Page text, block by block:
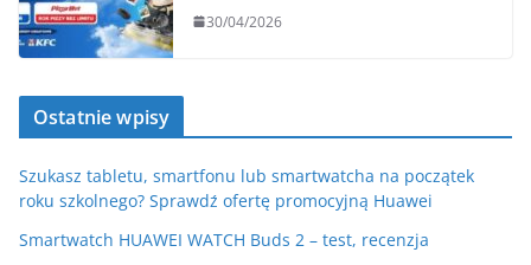
30/04/2026
Ostatnie wpisy
Szukasz tabletu, smartfonu lub smartwatcha na początek
roku szkolnego? Sprawdź ofertę promocyjną Huawei
Smartwatch HUAWEI WATCH Buds 2 – test, recenzja